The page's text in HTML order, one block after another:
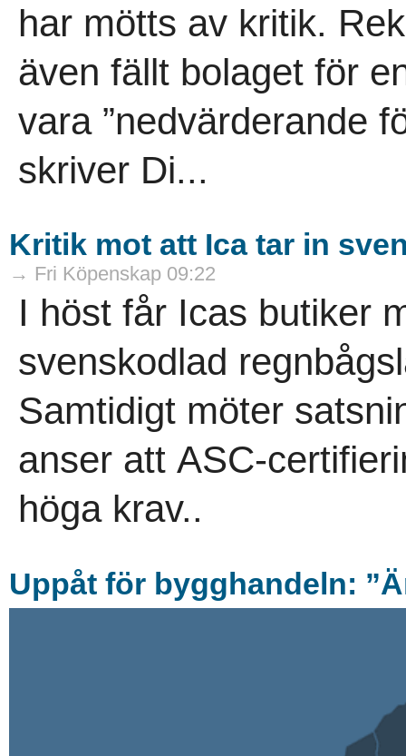
har mötts av kritik.
även fällt bolaget för
vara ”nedvärderande
skriver Di...
Kritik mot att Ica tar in
→ Fri Köpenskap 09:22
I höst får Icas butiker
svenskodlad
Samtidigt möter
anser att ASC-
höga krav..